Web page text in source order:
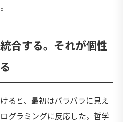
合する。それが個性
ると、最初はバラバラに見え
グラミングに反応した。哲学